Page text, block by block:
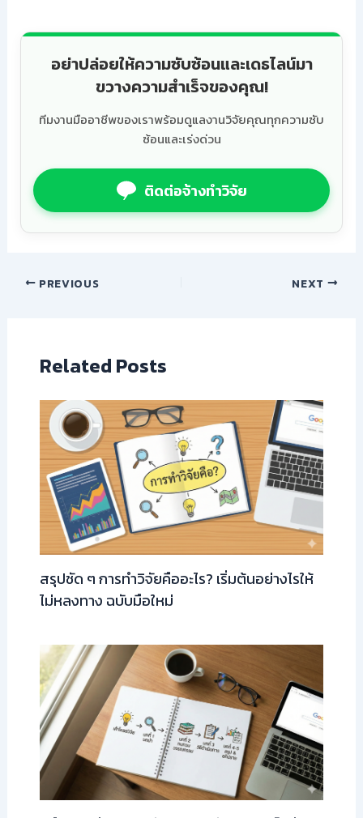
อย่าปล่อยให้ความซับซ้อนและเดธไลน์มา
ขวางความสำเร็จของคุณ!
ทีมงานมืออาชีพของเราพร้อมดูแลงานวิจัยคุณทุกความซับ
ซ้อนและเร่งด่วน
ติดต่อจ้างทำวิจัย
PREVIOUS NEXT
Related Posts
สรุปชัด ๆ การทำวิจัยคืออะไร? เริ่มต้นอย่างไรให้
ไม่หลงทาง ฉบับมือใหม่